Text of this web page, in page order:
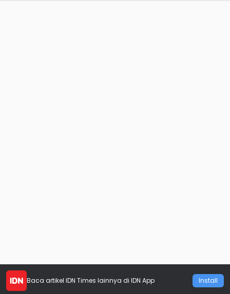
Baca artikel IDN Times lainnya di IDN App Install